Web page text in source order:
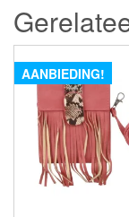
AANBIEDING!